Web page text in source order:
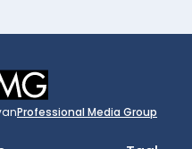
Professional Media Group